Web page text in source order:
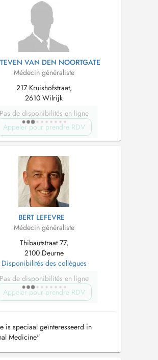
VAN DEN NOORTGATE
Médecin généraliste
217 Kruishofstraat,
2610 Wilrijk
Pas de disponibilités en ligne
Appeler pour prendre RDV
BERT LEFEVRE
Médecin généraliste
Thibautstraat 77,
2100 Deurne
Disponibilités des collègues
Pas de disponibilités en ligne
Appeler pour prendre RDV
is speciaal geïnteresseerd in
Medicine"